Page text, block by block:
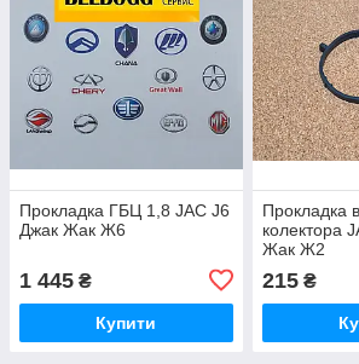
Прокладка ГБЦ 1,8 JAC J6
Джак Жак Ж6
1 445 ₴
Купити
Прокладка
колектора
Жак Ж2
215₴